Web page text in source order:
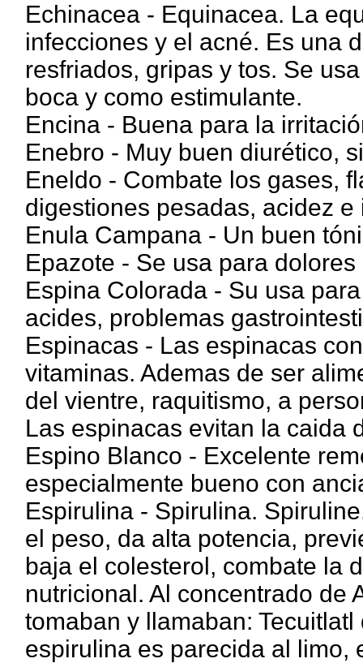
Echinacea - Equinacea. La
infecciones y el acné. Es una
resfriados, gripas y tos. Se
boca y como estimulante.
Encina - Buena para la
Enebro - Muy buen diurético,
Eneldo - Combate los gases,
digestiones pesadas, acidez e
Enula Campana - Un buen
Epazote - Se usa para
Espina Colorada - Su usa
acides, problemas
Espinacas - Las espinacas
vitaminas. Ademas de ser
del vientre, raquitismo, a
Las espinacas evitan la caida
Espino Blanco - Excelente
especialmente bueno con
Espirulina - Spirulina.
el peso, da alta potencia,
baja el colesterol, combate la
nutricional. Al concentrado de
tomaban y llamaban:
espirulina es parecida al limo,